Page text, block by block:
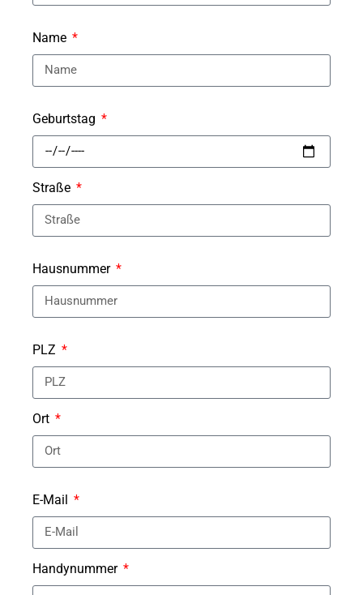
Name
Geburtstag
Straße
Hausnummer
PLZ
Ort
E-Mail
Handynummer